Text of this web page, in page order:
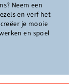
Neem een
en verf het
je mooie
en spoel